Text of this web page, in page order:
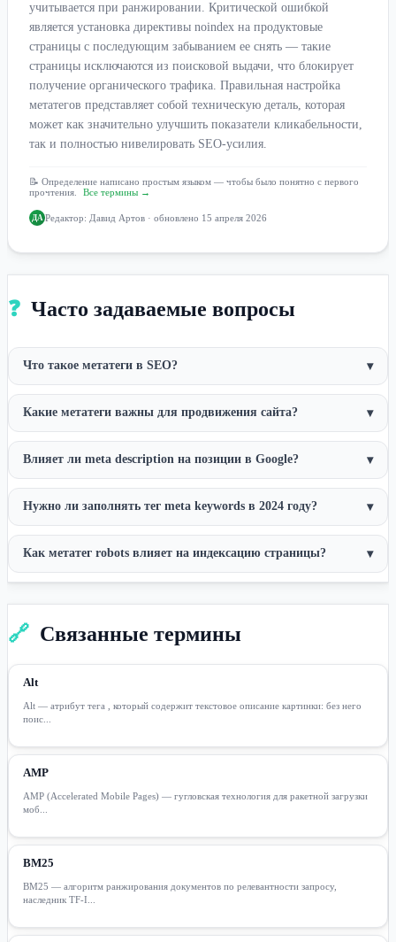
учитывается при ранжировании. Критической ошибкой
является установка директивы noindex на продуктовые
страницы с последующим забыванием ее снять — такие
страницы исключаются из поисковой выдачи, что блокирует
получение органического трафика. Правильная настройка
метатегов представляет собой техническую деталь, которая
может как значительно улучшить показатели кликабельности,
так и полностью нивелировать SEO-усилия.
📝 Определение написано простым языком — чтобы было понятно с первого
прочтения.
Все термины →
ДА Редактор: Давид Артов · обновлено 15 апреля 2026
❓ Часто задаваемые вопросы
Что такое метатеги в SEO? ▾
Какие метатеги важны для продвижения сайта? ▾
Влияет ли meta description на позиции в Google? ▾
Нужно ли заполнять тег meta keywords в 2024 году? ▾
Как метатег robots влияет на индексацию страницы? ▾
🔗 Связанные термины
Alt
Alt — атрибут тега , который содержит текстовое описание картинки: без него
поис...
AMP
AMP (Accelerated Mobile Pages) — гугловская технология для ракетной загрузки
моб...
BM25
BM25 — алгоритм ранжирования документов по релевантности запросу,
наследник TF-I...